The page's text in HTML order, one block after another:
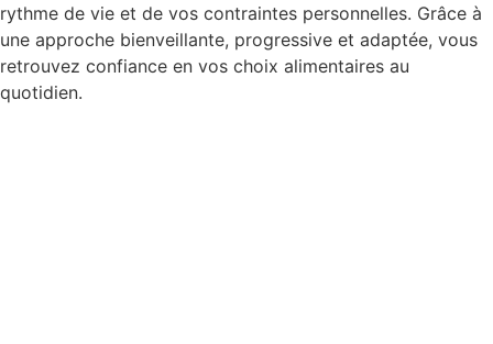
rythme de vie et de vos contraintes personnelles. Grâce à
une approche bienveillante, progressive et adaptée, vous
retrouvez confiance en vos choix alimentaires au
quotidien.